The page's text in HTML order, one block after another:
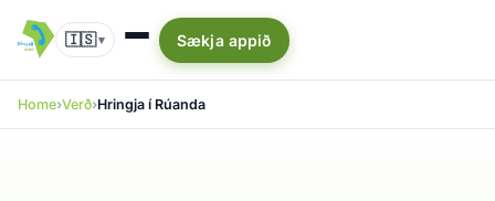
🇮🇸▾ Sækja appið
Home Verð Hringja í Rúanda